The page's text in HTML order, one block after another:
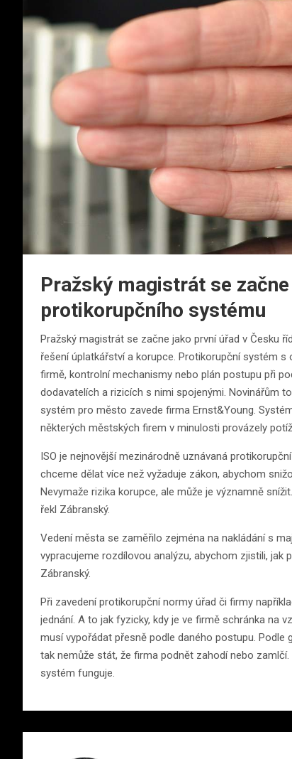
Pražský magistrát se
protikorupčního systému
Pražský magistrát se začne jako první úřad v Česku
řešení úplatkářství a korupce. Protikorupční systém
firmě, kontrolní mechanismy nebo plán postupu při
dodavatelích a rizicích s nimi spojenými. Novinářům
systém pro město zavede firma Ernst&Young.
některých městských firem v minulosti provázely
ISO je nejnovější mezinárodně uznávaná
chceme dělat více než vyžaduje zákon, abychom
Nevymaže rizika korupce, ale může je významně
řekl Zábranský.
Vedení města se zaměřilo zejména na nakládání s
vypracujeme rozdílovou analýzu, abychom zjistili, jak
Zábranský.
Při zavedení protikorupční normy úřad či firmy
jednání. A to jak fyzicky, kdy je ve firmě schránka na
musí vypořádat přesně podle daného postupu. Podle
tak nemůže stát, že firma podnět zahodí nebo
systém funguje.